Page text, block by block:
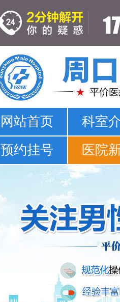
网站首页 科室
预约挂号
医院